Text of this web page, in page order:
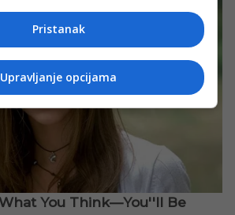
Pristanak
Upravljanje opcijama